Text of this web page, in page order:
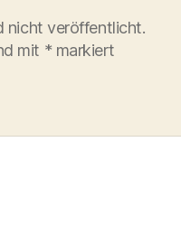
nicht veröffentlicht.
mit * markiert